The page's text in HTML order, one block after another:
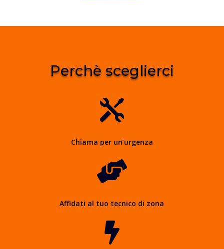
Perchè sceglierci

Chiama per un’urgenza

Affidati al tuo tecnico di zona
